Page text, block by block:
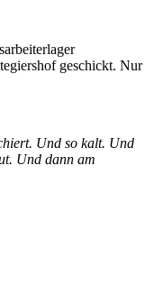
geschickt. Nur
Und so kalt. Und
Und dann am